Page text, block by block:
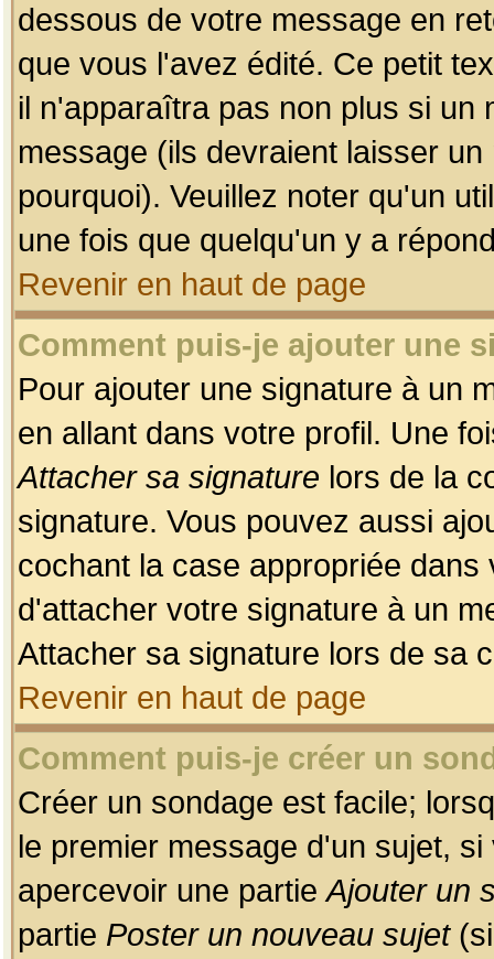
dessous de votre message en
que vous l'avez édité. Ce petit
il n'apparaîtra pas non plus si un
message (ils devraient laisser
pourquoi). Veuillez noter qu'un
une fois que quelqu'un y a
Revenir en haut de page
Comment puis-je ajouter une
Pour ajouter une signature à un
en allant dans votre profil. Une
Attacher sa signature lors de la
signature. Vous pouvez aussi
cochant la case appropriée
d'attacher votre signature à un
Attacher sa signature lors de sa
Revenir en haut de page
Comment puis-je créer un
Créer un sondage est facile;
le premier message d'un sujet,
apercevoir une partieAjouter un
partie Poster un nouveau sujet(si